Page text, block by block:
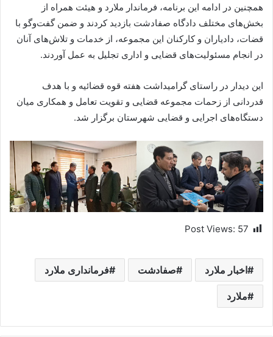
همچنین در ادامه این برنامه، فرماندار ملارد و هیئت همراه از
بخش‌های مختلف دادگاه صفادشت بازدید کردند و ضمن گفت‌وگو با
قضات، دادیاران و کارکنان این مجموعه، از خدمات و تلاش‌های آنان
در انجام مسئولیت‌های قضایی و اداری تجلیل به عمل آوردند.
این دیدار در راستای گرامیداشت هفته قوه قضائیه و با هدف
قدردانی از زحمات مجموعه قضایی و تقویت تعامل و همکاری میان
دستگاه‌های اجرایی و قضایی شهرستان برگزار شد.
Post Views: 57
اخبار ملارد صفادشت فرمانداری ملارد
ملارد